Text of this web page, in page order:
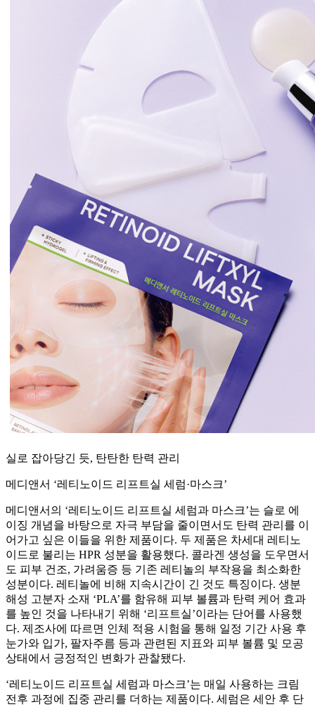
실로 잡아당긴 듯, 탄탄한 탄력 관리
메디앤서 ‘레티노이드 리프트실 세럼·마스크’
메디앤서의 ‘레티노이드 리프트실 세럼과 마스크’는 슬로 에
이징 개념을 바탕으로 자극 부담을 줄이면서도 탄력 관리를 이
어가고 싶은 이들을 위한 제품이다. 두 제품은 차세대 레티노
이드로 불리는 HPR 성분을 활용했다. 콜라겐 생성을 도우면서
도 피부 건조, 가려움증 등 기존 레티놀의 부작용을 최소화한
성분이다. 레티놀에 비해 지속시간이 긴 것도 특징이다. 생분
해성 고분자 소재 ‘PLA’를 함유해 피부 볼륨과 탄력 케어 효과
를 높인 것을 나타내기 위해 ‘리프트실’이라는 단어를 사용했
다. 제조사에 따르면 인체 적용 시험을 통해 일정 기간 사용 후
눈가와 입가, 팔자주름 등과 관련된 지표와 피부 볼륨 및 모공
상태에서 긍정적인 변화가 관찰됐다.
‘레티노이드 리프트실 세럼과 마스크’는 매일 사용하는 크림
전후 과정에 집중 관리를 더하는 제품이다. 세럼은 세안 후 단